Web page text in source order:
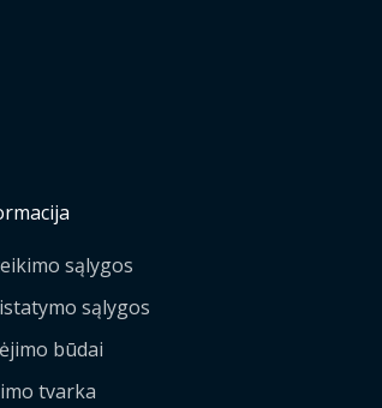
sąlygos
sąlygos
būdai
tvarka